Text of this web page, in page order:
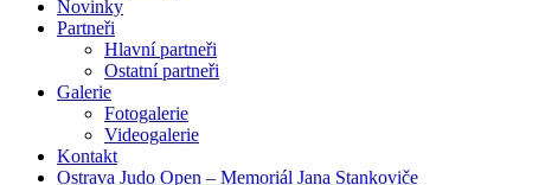
Novinky
Partneři
Hlavní partneři
Ostatní partneři
Galerie
Fotogalerie
Videogalerie
Kontakt
Ostrava Judo Open – Memoriál Jana Stankoviče